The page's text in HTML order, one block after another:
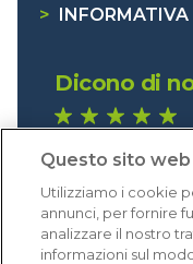
>
INFORMATIVA
Dicono di
Eccellente (4,8)
Acquisti
Questo sito
Utilizziamo i cookie
annunci, per fornire
analizzare il nostro
informazioni sul